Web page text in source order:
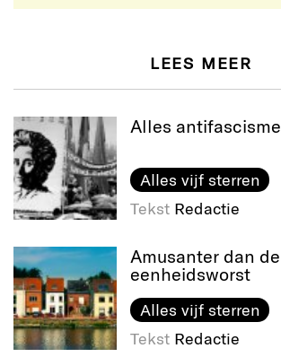
LEES MEER
Alles antifascisme
Alles vijf sterren
Tekst Redactie
Amusanter dan de
eenheidsworst
Alles vijf sterren
Tekst Redactie